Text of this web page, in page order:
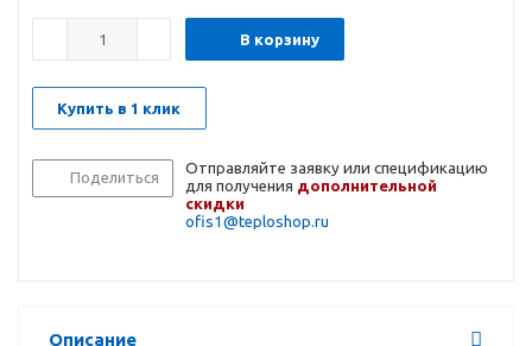
В корзину
Купить в 1 клик
Поделиться
Отправляйте заявку или спецификацию
для получения дополнительной
скидки
ofis1@teploshop.ru
Описание